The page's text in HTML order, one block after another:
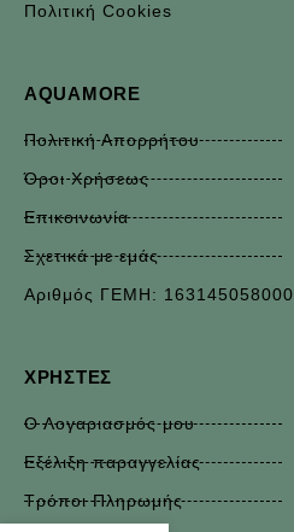
Πολιτική Cookies
AQUAMORE
Πολιτική Απορρήτου
Όροι Χρήσεως
Επικοινωνία
Σχετικά με εμάς
Αριθμός ΓΕΜΗ: 163145058000
ΧΡΉΣΤΕΣ
Ο Λογαριασμός μου
Εξέλιξη παραγγελίας
Τρόποι Πληρωμής